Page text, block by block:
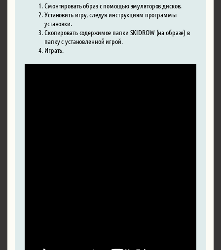
Смонтировать образ с помощью эмуляторов дисков.
Установить игру, следуя инструкциям программы
установки.
Скопировать содержимое папки SKIDROW (на образе) в
папку с установленной игрой.
Играть.